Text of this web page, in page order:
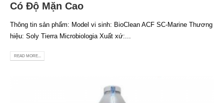
Có Độ Mặn Cao
Thông tin sản phẩm: Model vi sinh: BioClean ACF SC-Marine Thương
hiệu: Soly Tierra Microbiologia Xuất xứ:...
READ MORE...